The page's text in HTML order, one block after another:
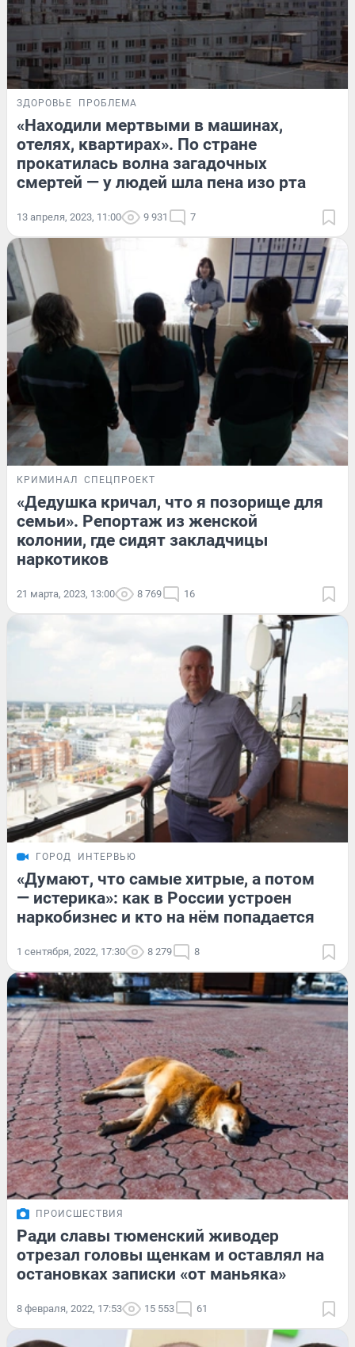
ЗДОРОВЬЕ ПРОБЛЕМА
«Находили мертвыми в машинах,
отелях, квартирах». По стране
прокатилась волна загадочных
смертей — у людей шла пена изо рта
13 апреля, 2023, 11:00 9 931 7
КРИМИНАЛ СПЕЦПРОЕКТ
«Дедушка кричал, что я позорище для
семьи». Репортаж из женской
колонии, где сидят закладчицы
наркотиков
21 марта, 2023, 13:00 8 769 16
ГОРОД ИНТЕРВЬЮ
«Думают, что самые хитрые, а потом
— истерика»: как в России устроен
наркобизнес и кто на нём попадается
1 сентября, 2022, 17:30 8 279 8
ПРОИСШЕСТВИЯ
Ради славы тюменский живодер
отрезал головы щенкам и оставлял на
остановках записки «от маньяка»
8 февраля, 2022, 17:53 15 553 61